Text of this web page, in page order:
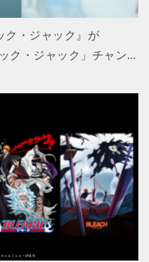
ク・ジャック』が
ク・ジャック」チャン…